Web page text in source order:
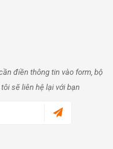
điền thông tin vào form, bộ
sẽ liên hệ lại với bạn